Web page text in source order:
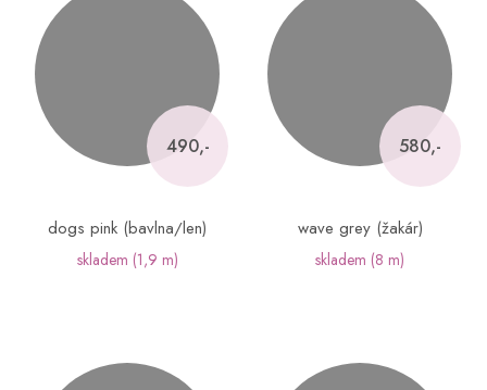
490,-
dogs pink (bavlna/len)
skladem (1,9 m)
580,-
wave grey (žakár)
skladem (8 m)